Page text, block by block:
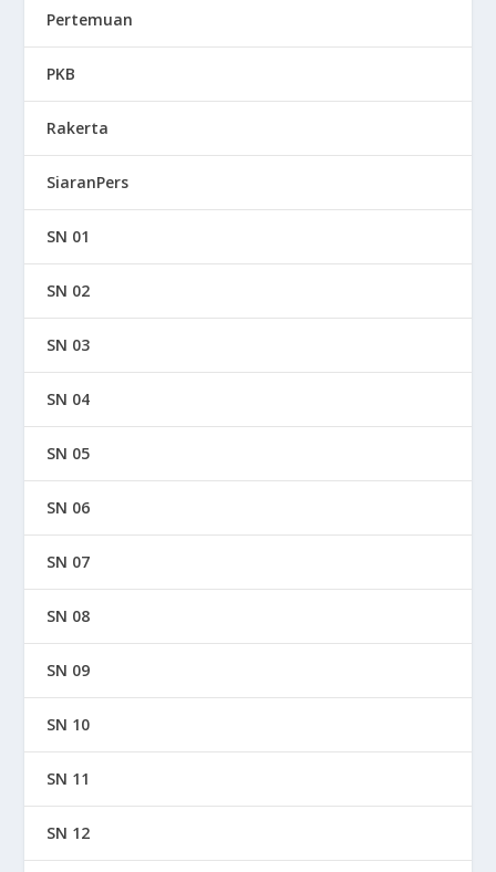
Pertemuan
PKB
Rakerta
SiaranPers
SN 01
SN 02
SN 03
SN 04
SN 05
SN 06
SN 07
SN 08
SN 09
SN 10
SN 11
SN 12